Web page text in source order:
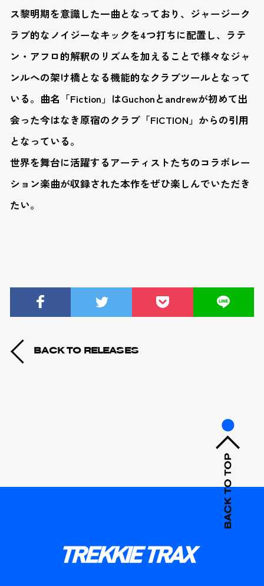
ス黎明期を意識した一曲となっており、ジャージーク
ラブ的なノイジーなキックを4つ打ちに配置し、ラテ
ン・アフロ的解釈のリズムを加えることで様々なジャ
ンルへの架け橋となる機能的なクラブツールとなって
いる。曲名「Fiction」はGuchonとandrewが初めて出
会った今はなき原宿のクラブ「FICTION」からの引用
となっている。
世界を舞台に活躍するアーティストたちのコラボレー
ション楽曲が収録された本作をぜひ楽しんでいただき
たい。
BACK TO RELEASES